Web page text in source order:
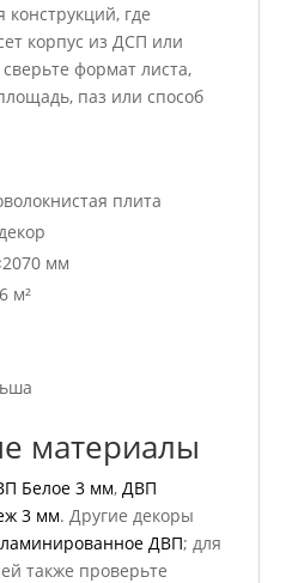
где
корпус из ДСП или
формат листа,
паз или способ
плита
мм
м²
материалы
Белое 3 мм, ДВП
3 мм. Другие декоры
ламинированное ДВП; для
также проверьте